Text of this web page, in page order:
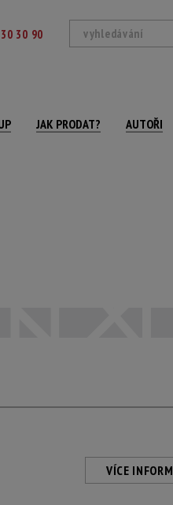
30 90
JAK PRODAT? AUTOŘI
VÍCE